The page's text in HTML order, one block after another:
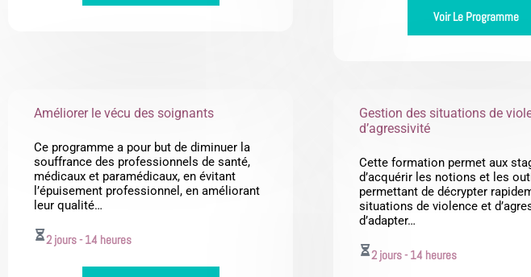
Voir Le Programme
Améliorer le vécu des soignants
Ce programme a pour but de diminuer la
souffrance des professionnels de santé,
médicaux et paramédicaux, en évitant
l’épuisement professionnel, en améliorant
leur qualité…
2 jours - 14 heures
Gestion des situations de
d’agressivité
Cette formation permet aux
d’acquérir les notions et les
permettant de décrypter
situations de violence et
d’adapter…
2 jours - 14 heures